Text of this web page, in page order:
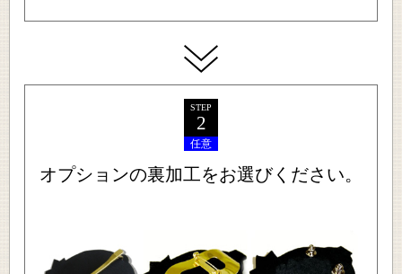
STEP
2
任意
オプションの裏加工をお選びください。